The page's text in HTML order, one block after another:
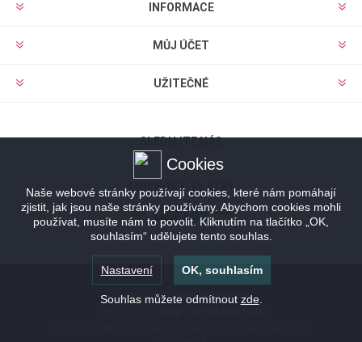
INFORMACE
MŮJ ÚČET
UŽITEČNÉ
SLEDUJTE NÁS
MOŽNOSTI PLATBY
Powered bynopCommerce
Cookies
Naše webové stránky používají cookies, které nám pomáhají
zjistit, jak jsou naše stránky používány. Abychom cookies mohli
používat, musíte nám to povolit. Kliknutím na tlačítko „OK,
souhlasím“ udělujete tento souhlas.
Nastavení OK, souhlasím
Souhlas můžete odmítnout zde.